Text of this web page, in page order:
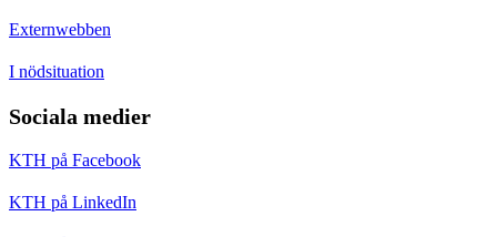
Externwebben
I nödsituation
Sociala medier
KTH på Facebook
KTH på LinkedIn